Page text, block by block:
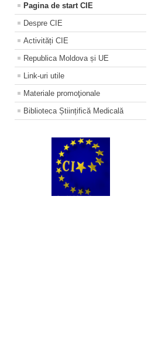
Pagina de start CIE
Despre CIE
Activități CIE
Republica Moldova și UE
Link-uri utile
Materiale promoţionale
Biblioteca Științifică Medicală